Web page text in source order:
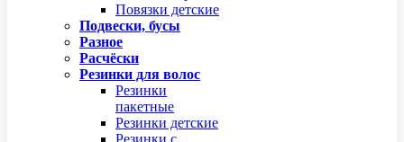
Повязки детские
Подвески, бусы
Разное
Расчёски
Резинки для волос
Резинки
пакетные
Резинки детские
Резинки с